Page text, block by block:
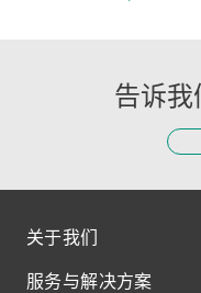
告诉我
关于我们
关于我们
服务与解决方案